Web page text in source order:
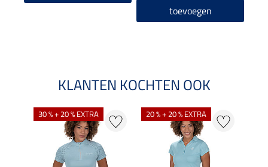
toevoegen
KLANTEN KOCHTEN OOK
30 % + 20 % EXTRA 20 % + 20 % EXTRA